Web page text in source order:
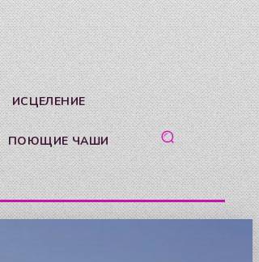
ИСЦЕЛЕНИЕ
ПОЮЩИЕ ЧАШИ